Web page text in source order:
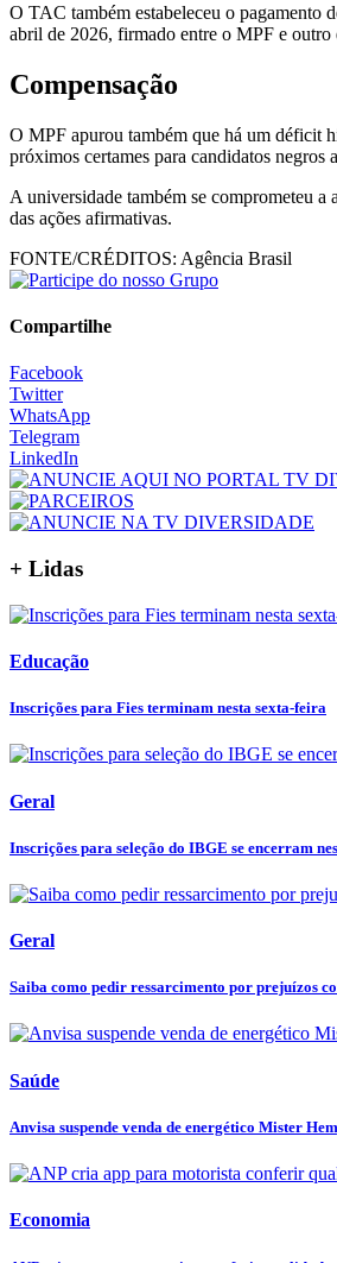
O TAC também estabeleceu o pagamento
abril de 2026, firmado entre o MPF e outro
Compensação
O MPF apurou também que há um déficit
próximos certames para candidatos negros
A universidade também se comprometeu
das ações afirmativas.
FONTE/CRÉDITOS: Agência Brasil
Compartilhe
Facebook
Twitter
WhatsApp
Telegram
LinkedIn
+ Lidas
Educação
Inscrições para Fies terminam nesta sexta-feira
Geral
Inscrições para seleção do IBGE se encerram
Geral
Saiba como pedir ressarcimento por prejuízos
Saúde
Anvisa suspende venda de energético Mister
Economia